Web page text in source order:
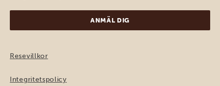
Resevillkor
Integritetspolicy